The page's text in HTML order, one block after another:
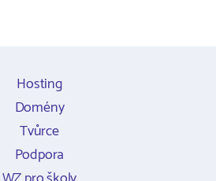
Hosting
Domény
Tvůrce
Podpora